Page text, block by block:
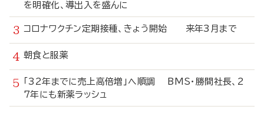
を明確化、導出入を盛んに
コロナワクチン定期接種、きょう開始 来年3月まで
朝食と服薬
「32年までに売上高倍増」へ順調 BMS・勝間社長、2
7年にも新薬ラッシュ